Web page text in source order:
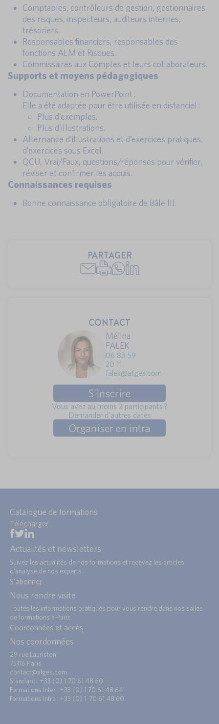
Comptables, contrôleurs de gestion, gestionnaires
des risques, inspecteurs, auditeurs internes,
trésoriers.
Responsables financiers, responsables des
fonctions ALM et Risques.
Commissaires aux Comptes et leurs collaborateurs.
Supports et moyens pédagogiques
Documentation en PowerPoint :
Elle a été adaptée pour être utilisée en distanciel :
Plus d’exemples.
Plus d’illustrations.
Alternance d’illustrations et d’exercices pratiques,
d’exercices sous Excel.
QCU, Vrai/Faux, questions/réponses pour vérifier,
réviser et confirmer les acquis.
Connaissances requises
Bonne connaissance obligatoire de Bâle III.
PARTAGER
CONTACT
Mélina
FALEK
06 83 59
20 11
falek@afges.com
S'inscrire
Vous avez au moins 2 participants ?
Demander d'autres dates
Organiser en intra
Catalogue de formations
Télécharger
Actualités et newsletters
Suivez les actualités de nos formations et recevez les articles
d’analyse de nos experts.
S'abonner
Nous rendre visite
Toutes les informations pratiques pour vous rendre dans nos salles
de formations à Paris.
Coordonnées et accès
Nos coordonnées
29 rue Lauriston
75116 Paris
contact@afges.com
Standard : +33 (0) 1 70 61 48 60
Formations Inter : +33 (0) 1 70 61 48 64
Formations Intra : +33 (0) 1 70 61 48 60